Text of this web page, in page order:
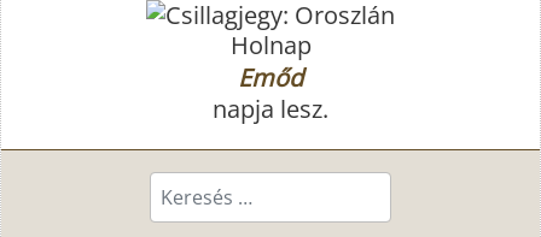
Holnap
Emőd
napja lesz.
Keresés...